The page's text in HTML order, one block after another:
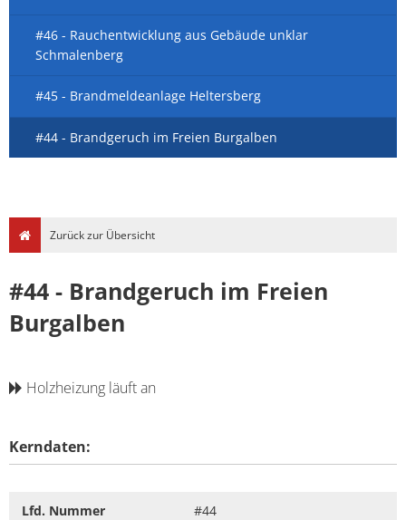
#46 - Rauchentwicklung aus Gebäude unklar
Schmalenberg
#45 - Brandmeldeanlage Heltersberg
#44 - Brandgeruch im Freien Burgalben
Zurück zur Übersicht
#44 - Brandgeruch im Freien
Burgalben
Holzheizung läuft an
Kerndaten:
Lfd. Nummer #44